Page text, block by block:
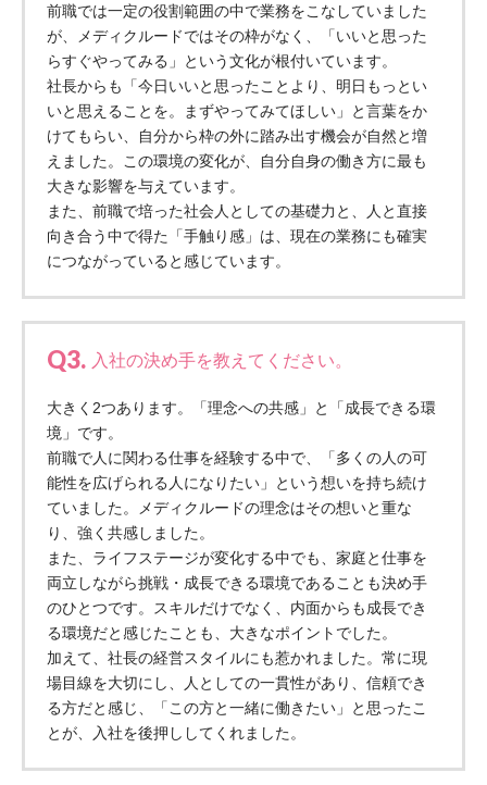
訪問看護ステーション秋桜
上桂の郷
ファミリエール吉祥院
教育（共に生きる仲間達）
学校法人明星学園 関東福祉専門学校
国際医療専門学校 浦和学院高等学校
明星幼稚園 志学会学校高等学校
特定非営利活動法人ファイアーレッズメディカルスポ
特定非営利活動法人アート応援隊
Mediclude 株式会社アジアメデカ元気事業団
株式会社フラワーコミュニティ放送
Medicare Lead Japan
株式会社日本医科学研究所
特定非営利活動法人共生フォーラム
一般社団法人フードラボジャパン
特定非営利活動法人日本医療福祉機構
前職では一定の役割範囲の中で業務をこなしていました
が、メディクルードではその枠がなく、「いいと思った
らすぐやってみる」という文化が根付いています。
社長からも「今日いいと思ったことより、明日もっとい
いと思えることを。まずやってみてほしい」と言葉をか
けてもらい、自分から枠の外に踏み出す機会が自然と増
えました。この環境の変化が、自分自身の働き方に最も
大きな影響を与えています。
また、前職で培った社会人としての基礎力と、人と直接
向き合う中で得た「手触り感」は、現在の業務にも確実
につながっていると感じています。
Q3. 入社の決め手を教えてください。
大きく2つあります。「理念への共感」と「成長できる環
境」です。
前職で人に関わる仕事を経験する中で、「多くの人の可
能性を広げられる人になりたい」という想いを持ち続け
ていました。メディクルードの理念はその想いと重な
り、強く共感しました。
また、ライフステージが変化する中でも、家庭と仕事を
両立しながら挑戦・成長できる環境であることも決め手
のひとつです。スキルだけでなく、内面からも成長でき
る環境だと感じたことも、大きなポイントでした。
加えて、社長の経営スタイルにも惹かれました。常に現
場目線を大切にし、人としての一貫性があり、信頼でき
る方だと感じ、「この方と一緒に働きたい」と思ったこ
とが、入社を後押ししてくれました。